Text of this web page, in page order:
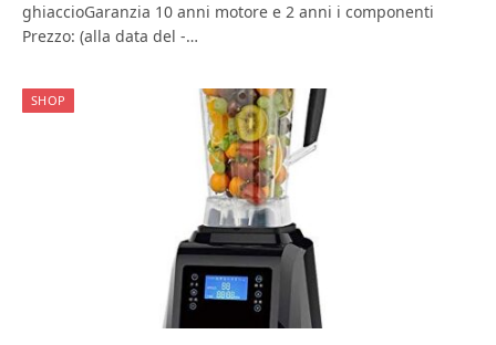
ghiaccioGaranzia 10 anni motore e 2 anni i componenti
Prezzo: (alla data del -…
SHOP